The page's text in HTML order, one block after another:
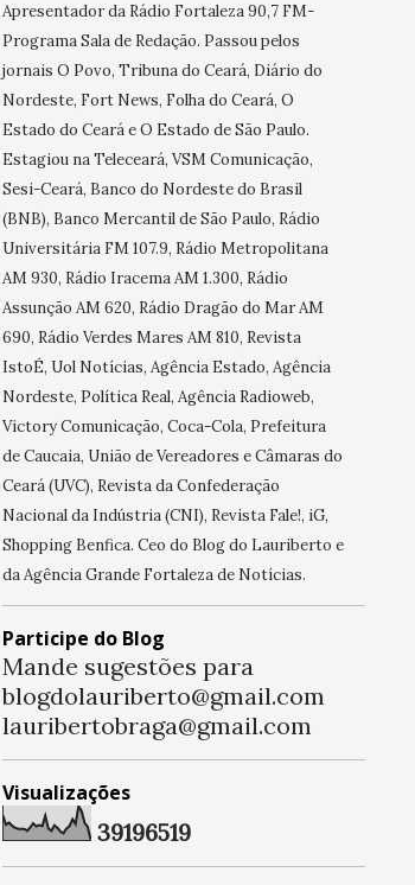
Apresentador da Rádio Fortaleza 90,7 FM-
Programa Sala de Redação. Passou pelos
jornais O Povo, Tribuna do Ceará, Diário do
Nordeste, Fort News, Folha do Ceará, O
Estado do Ceará e O Estado de São Paulo.
Estagiou na Teleceará, VSM Comunicação,
Sesi-Ceará, Banco do Nordeste do Brasil
(BNB), Banco Mercantil de São Paulo, Rádio
Universitária FM 107.9, Rádio Metropolitana
AM 930, Rádio Iracema AM 1.300, Rádio
Assunção AM 620, Rádio Dragão do Mar AM
690, Rádio Verdes Mares AM 810, Revista
IstoÉ, Uol Notícias, Agência Estado, Agência
Nordeste, Política Real, Agência Radioweb,
Victory Comunicação, Coca-Cola, Prefeitura
de Caucaia, União de Vereadores e Câmaras do
Ceará (UVC), Revista da Confederação
Nacional da Indústria (CNI), Revista Fale!, iG,
Shopping Benfica. Ceo do Blog do Lauriberto e
da Agência Grande Fortaleza de Notícias.
Participe do Blog
Mande sugestões para
blogdolauriberto@gmail.com
lauribertobraga@gmail.com
Visualizações
39196519